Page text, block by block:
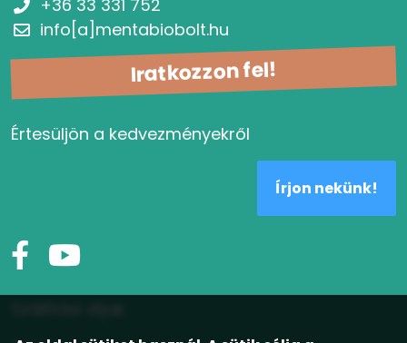
Iratkozzon fel!
Értesüljön a kedvezményekről
Írjon nekünk!
+36 33 331 752
info[a]mentabiobolt.hu